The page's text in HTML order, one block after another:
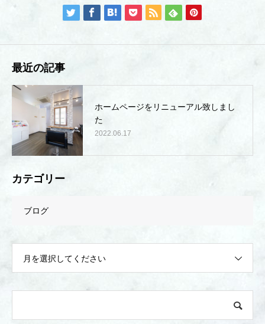
最近の記事
ホームページをリニューアル致しまし
た
2022.06.17
カテゴリー
ブログ
月を選択してください